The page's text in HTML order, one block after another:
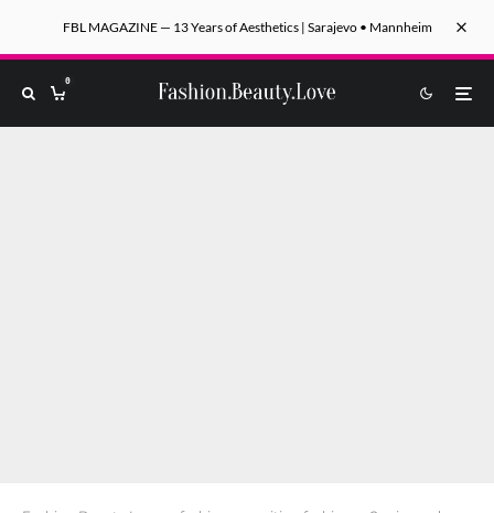
FBL MAGAZINE — 13 Years of Aesthetics | Sarajevo • Mannheim
0